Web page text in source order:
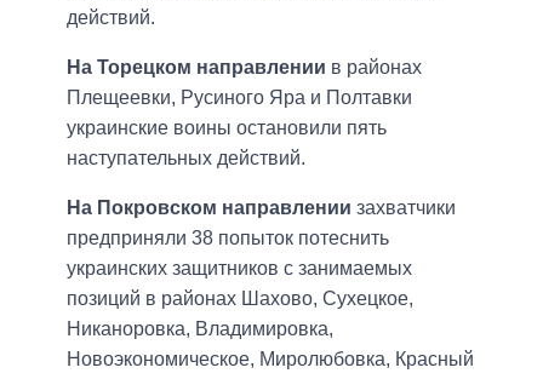
действий.
На Торецком направлении в районах
Плещеевки, Русиного Яра и Полтавки
украинские воины остановили пять
наступательных действий.
На Покровском направлении захватчики
предприняли 38 попыток потеснить
украинских защитников с занимаемых
позиций в районах Шахово, Сухецкое,
Никаноровка, Владимировка,
Новоэкономическое, Миролюбовка, Красный